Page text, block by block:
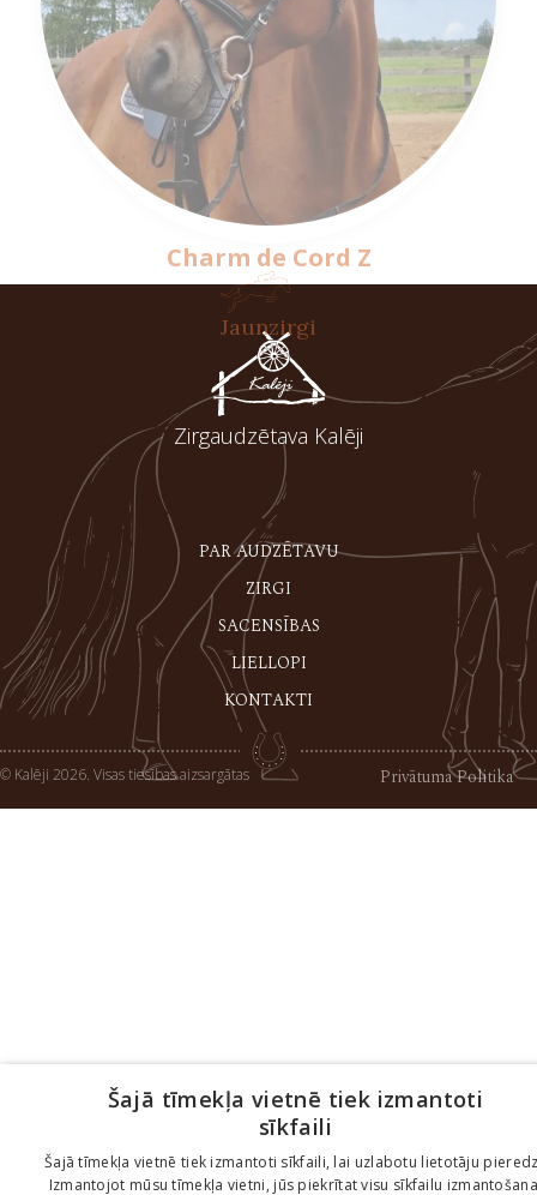
Charm de Cord Z
Jaunzirgi
Zirgaudzētava Kalēji
PAR AUDZĒTAVU
ZIRGI
SACENSĪBAS
LIELLOPI
KONTAKTI
© Kalēji 2026. Visas tiesības aizsargātas Privātuma Politika
Šajā tīmekļa vietnē tiek izmantoti
sīkfaili
Šajā tīmekļa vietnē tiek izmantoti sīkfaili, lai uzlabotu lietotāju
Izmantojot mūsu tīmekļa vietni, jūs piekrītat visu sīkfailu